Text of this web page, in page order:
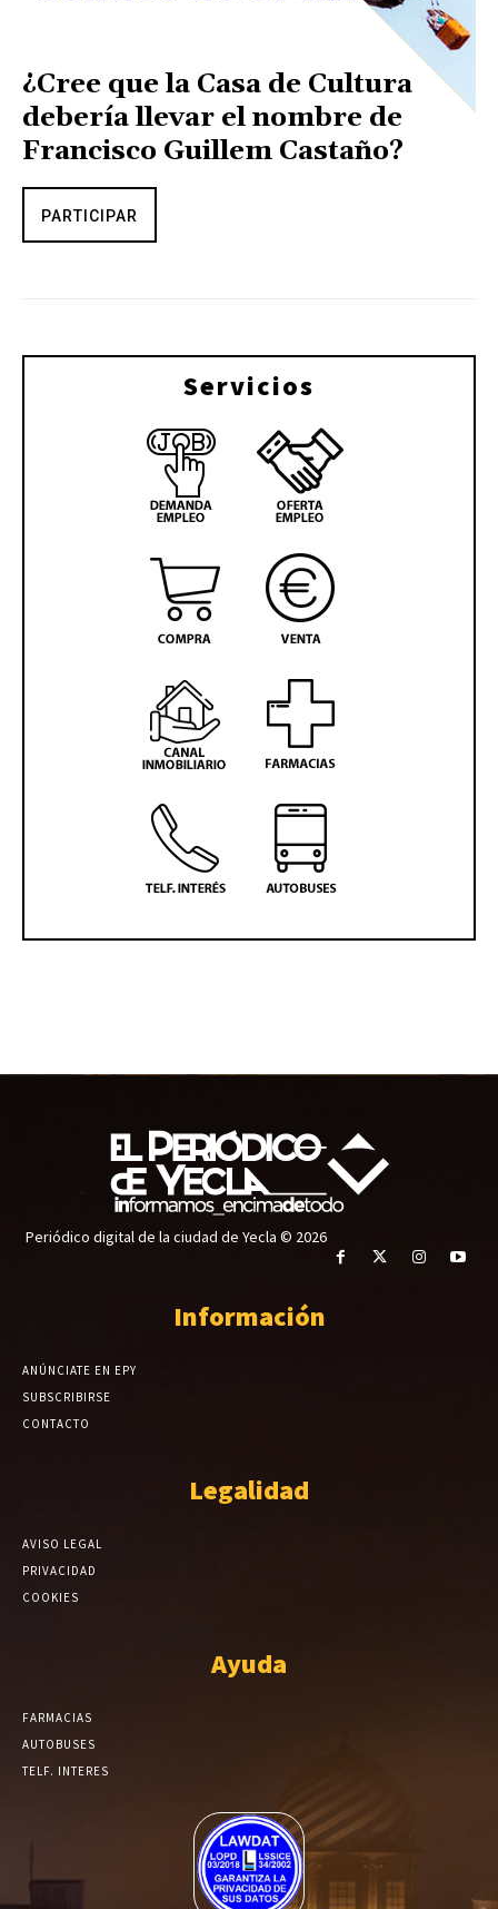
¿Cree que la Casa de Cultura
debería llevar el nombre de
Francisco Guillem Castaño?
PARTICIPAR
Servicios
Periódico digital de la ciudad de Yecla © 2026
Información
ANÚNCIATE EN EPY
SUBSCRIBIRSE
CONTACTO
Legalidad
AVISO LEGAL
PRIVACIDAD
COOKIES
Ayuda
FARMACIAS
AUTOBUSES
TELF. INTERES